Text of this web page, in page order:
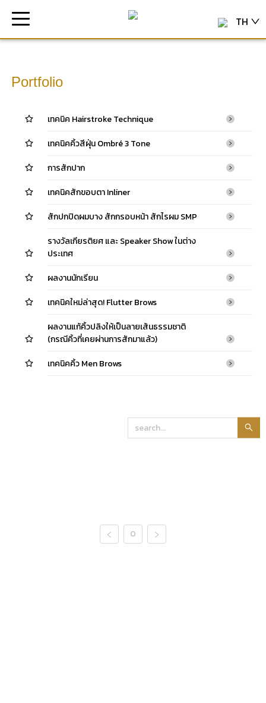
TH
Portfolio
เทคนิค Hairstroke Technique
เทคนิคคิ้วสีฝุ่น Ombré 3 Tone
การสักปาก
เทคนิคสักขอบตา Inliner
สักปกปิดผมบาง สักกรอบหน้า สักไรผม SMP
รางวัลเกียรติยศ และ Speaker Show ในต่าง
ประเทศ
ผลงานนักเรียน
เทคนิคใหม่ล่าสุด! Flutter Brows
ผลงานแก้คิ้วปลิงให้เป็นลายเส้นธรรมชาติ
(กรณีคิ้วที่เคยผ่านการสักมาแล้ว)
เทคนิคคิ้ว Men Brows
0